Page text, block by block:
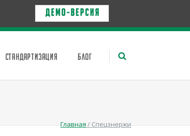
Д Е М О - в е р с и я
СТАНДАРТИЗАЦИЯ БЛОГ
Главная/Спецэнержи